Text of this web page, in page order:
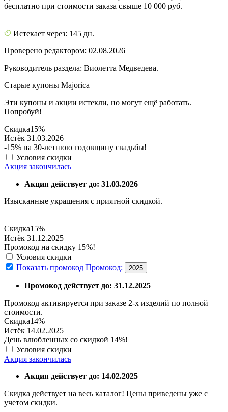
бесплатно при стоимости заказа свыше 10 000 руб.
Истекает через: 145 дн.
Проверено редактором: 02.08.2026
Руководитель раздела: Виолетта Медведева.
Старые купоны Majorica
Эти купоны и акции истекли, но могут ещё работать.
Попробуй!
Скидка15%
Истёк 31.03.2026
-15% на 30-летнюю годовщину свадьбы!
Условия скидки
Акция закончилась
Акция действует до: 31.03.2026
Изысканные украшения с приятной скидкой.
Скидка15%
Истёк 31.12.2025
Промокод на скидку 15%!
Условия скидки
Показать промокод Промокод: 2025
Промокод действует до: 31.12.2025
Промокод активируется при заказе 2-х изделий по полной
стоимости.
Скидка14%
Истёк 14.02.2025
День влюбленных со скидкой 14%!
Условия скидки
Акция закончилась
Акция действует до: 14.02.2025
Скидка действует на весь каталог! Цены приведены уже с
учетом скидки.